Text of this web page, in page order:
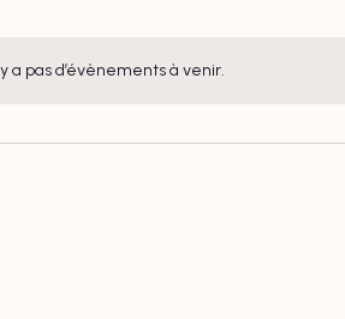
Notice
a pas d’évènements à venir.